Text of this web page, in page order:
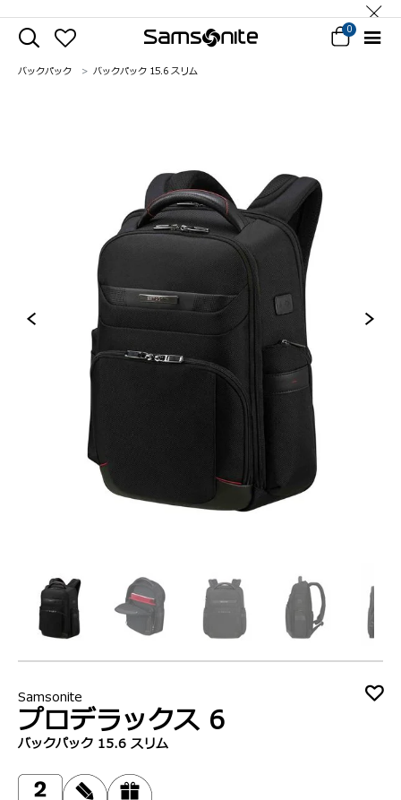
0
バックパック バックパック 15.6 スリム
Samsonite
プロデラックス 6
バックパック 15.6 スリム